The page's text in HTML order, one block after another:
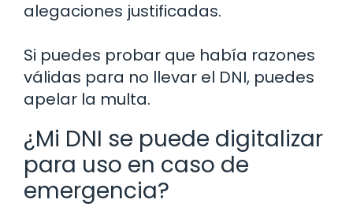
alegaciones justificadas.
Si puedes probar que había razones
válidas para no llevar el DNI, puedes
apelar la multa.
¿Mi DNI se puede digitalizar
para uso en caso de
emergencia?